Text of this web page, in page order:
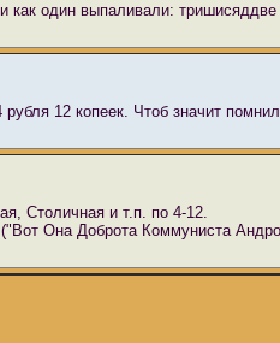
как один выпаливали:
12 копеек. Чтоб значит
Столичная и т.п. по 4-12.
Она Доброта Коммуниста